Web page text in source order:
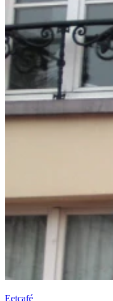
Eetcafé